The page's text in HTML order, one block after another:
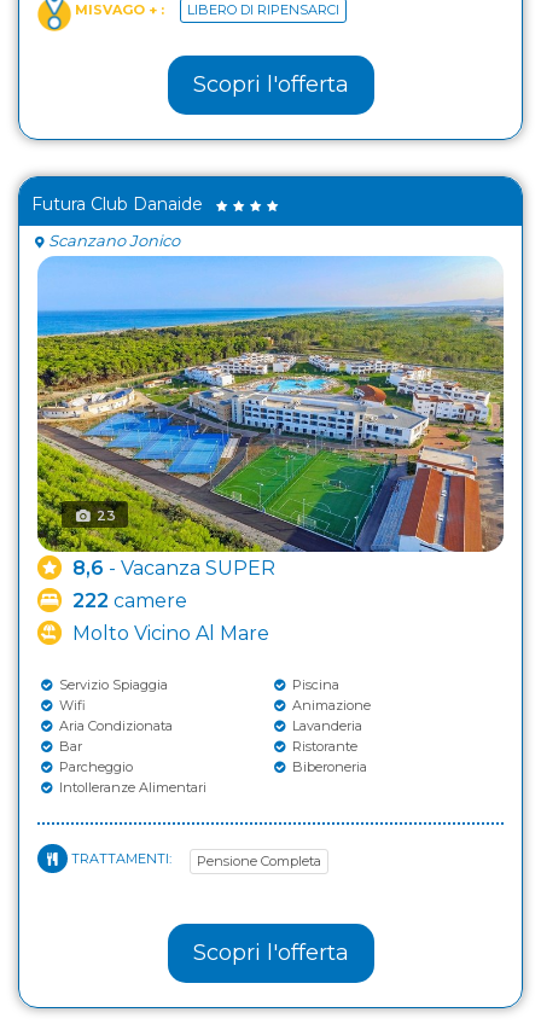
MISVAGO + : LIBERO DI RIPENSARCI
Scopri l'offerta
Futura Club Danaide
Scanzano Jonico
23
8,6 - Vacanza SUPER
222 camere
Molto Vicino Al Mare
Servizio Spiaggia
Piscina
Wifi
Animazione
Aria Condizionata
Lavanderia
Bar
Ristorante
Parcheggio
Biberoneria
Intolleranze Alimentari
TRATTAMENTI: Pensione Completa
Scopri l'offerta